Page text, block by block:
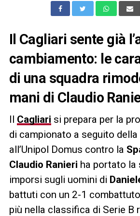
Il Cagliari sente già
cambiamento: le
di una squadra
mani di Claudio
Il Cagliari si prepara per la
di campionato a seguito
all’Unipol Domus contro la
Claudio Ranieri ha portato la
imporsi sugli uomini di
battuti con un 2-1
più nella classifica di Serie B